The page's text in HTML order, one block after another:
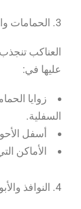
3. الحمامات والمطابخ
العناكب
عليها في:
زوايا
السفلية.
أسفل
الأماكن
4. النوافذ والأبواب